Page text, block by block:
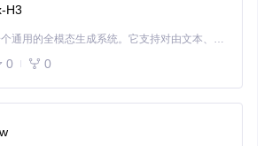
：
LTS（推荐）：
H3
MiniMax H3 是一个通用的全模态生成系统。它支持对由文本、图像、视频和音频组成的多模态上下文进行统一理解，并能生成分辨率高达 2K、时长可达 15 秒的带原生立体声音频的视频。得益于面向任务泛化的系统设计，H3 在预训练阶段就已具备广泛的多模态上下文理解与生成能力，能够出色地执行复杂的多模态指令。
0 0